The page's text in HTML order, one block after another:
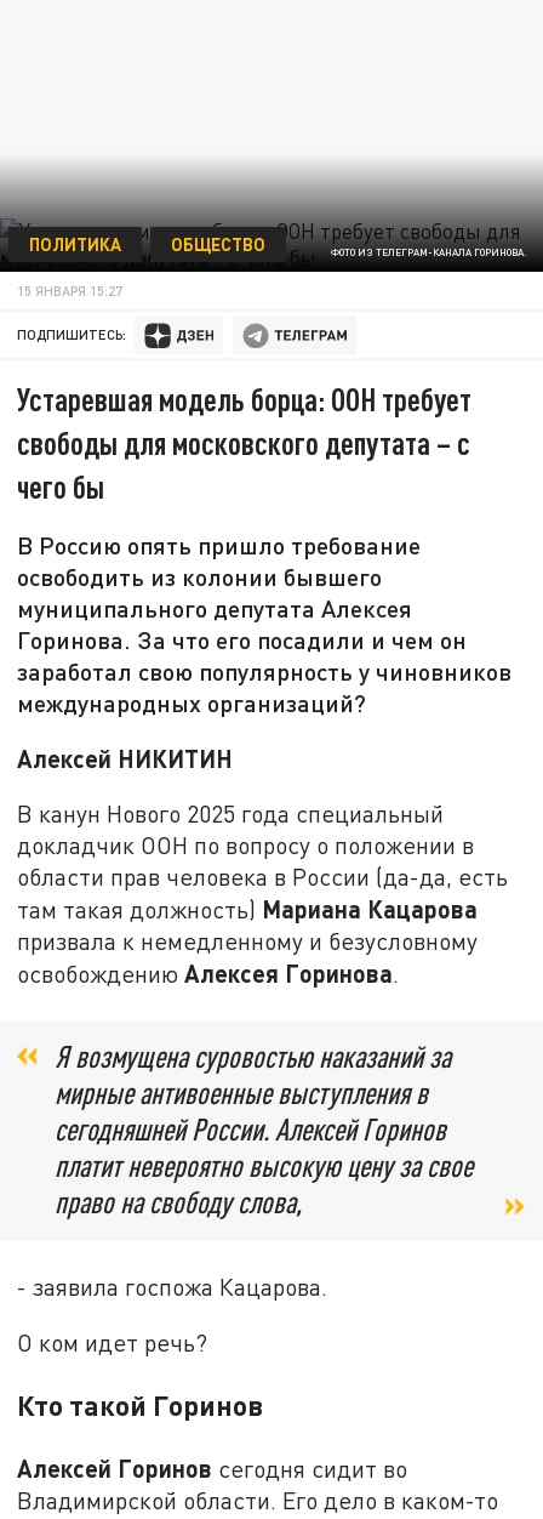
ФОТО ИЗ ТЕЛЕГРАМ-КАНАЛА ГОРИНОВА.
ПОЛИТИКА ОБЩЕСТВО
15 ЯНВАРЯ 15:27
ПОДПИШИТЕСЬ:
Устаревшая модель борца: ООН требует
свободы для московского депутата – с
чего бы
В Россию опять пришло требование
освободить из колонии бывшего
муниципального депутата Алексея
Горинова. За что его посадили и чем он
заработал свою популярность у чиновников
международных организаций?
Алексей НИКИТИН
В канун Нового 2025 года специальный
докладчик ООН по вопросу о положении в
области прав человека в России (да-да, есть
там такая должность) Мариана Кацарова
призвала к немедленному и безусловному
освобождениюАлексея Горинова.
Я возмущена суровостью наказаний за
мирные антивоенные выступления в
сегодняшней России. Алексей Горинов
платит невероятно высокую цену за свое
право на свободу слова,
- заявила госпожа Кацарова.
О ком идет речь?
Кто такой Горинов
Алексей Горинов сегодня сидит во
Владимирской области. Его дело в каком-то